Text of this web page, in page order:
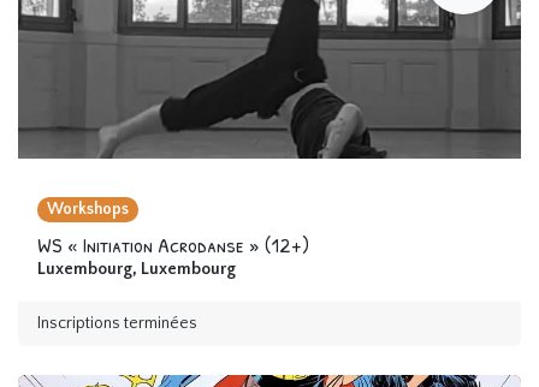
Workshops
WS « Initiation Acrodanse » (12+)
Luxembourg, Luxembourg
Inscriptions terminées